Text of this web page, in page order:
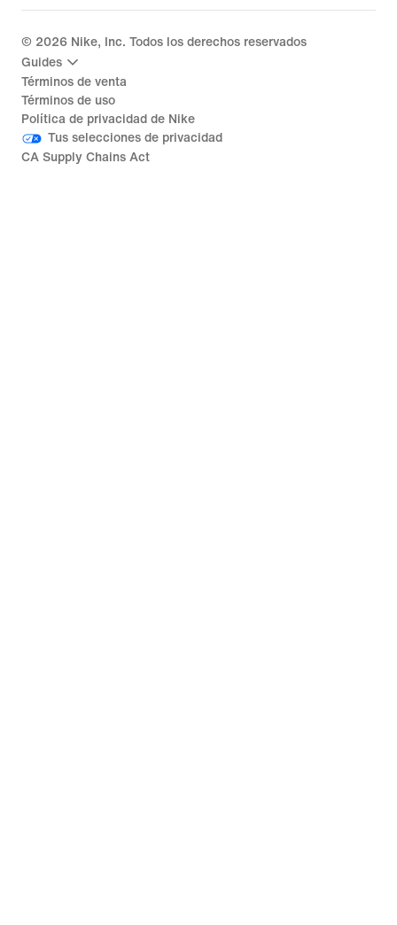
© 2026 Nike, Inc. Todos los derechos reservados
Guides
Términos de venta
Términos de uso
Política de privacidad de Nike
Tus selecciones de privacidad
CA Supply Chains Act